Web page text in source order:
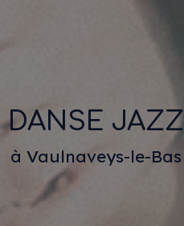
DANSE JAZZ
à Vaulnaveys-le-Bas